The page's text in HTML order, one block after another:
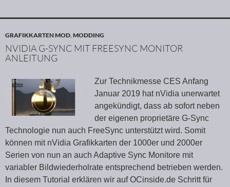
GRAFIKKARTEN MOD,MODDING
NVIDIA G-SYNC MIT FREESYNC MONITOR
ANLEITUNG
Zur Technikmesse CES Anfang
Januar 2019 hat nVidia unerwartet
angekündigt, dass ab sofort neben
der eigenen proprietäre G-Sync
Technologie nun auch FreeSync unterstützt wird. Somit
können mit nVidia Grafikkarten der 1000er und 2000er
Serien von nun an auch Adaptive Sync Monitore mit
variabler Bildwiederholrate entsprechend betrieben werden.
In diesem Tutorial erklären wir auf OCinside.de Schritt für